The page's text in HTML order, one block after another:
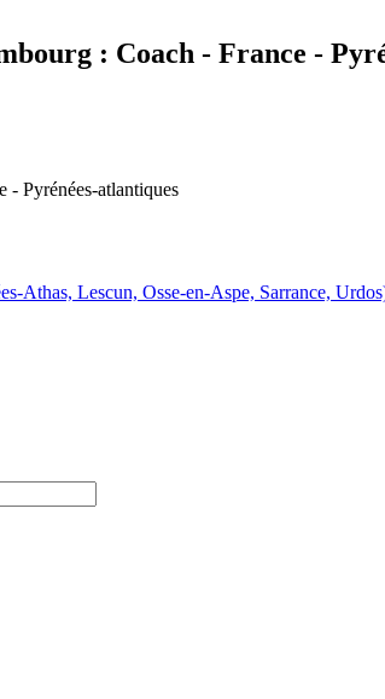
: Coach - France -
- Pyrénées-atlantiques
Athas, Lescun, Osse-en-Aspe, Sarrance,